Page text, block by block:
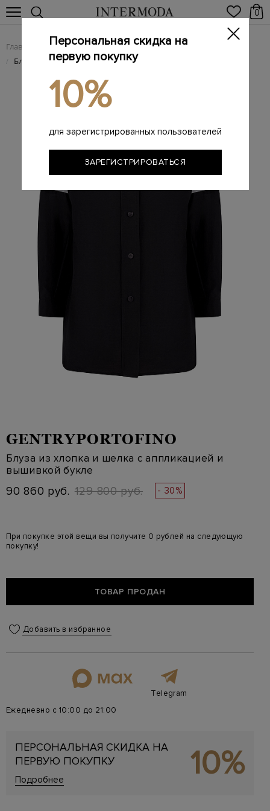
0
Главная Женщинам / Женская одежда / Женские блузы
/ Блуза из хлопка и шелка с аппликацией и вышивкой букле
GENTRYPORTOFINO
Блуза из хлопка и шелка с аппликацией и
вышивкой букле
90 860 руб. 129 800 руб. - 30%
При покупке этой вещи вы получите 0 рублей на следующую
покупку!
ТОВАР ПРОДАН
Добавить в избранное
Telegram
Ежедневно с 10:00 до 21:00
ПЕРСОНАЛЬНАЯ СКИДКА НА
ПЕРВУЮ ПОКУПКУ
Подробнее 10%
Персональная скидка на
первую покупку
10%
для зарегистрированных пользователей
ЗАРЕГИСТРИРОВАТЬСЯ